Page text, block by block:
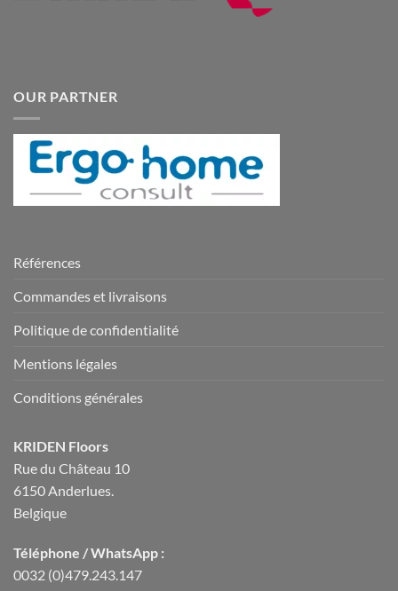
OUR PARTNER
Références
Commandes et livraisons
Politique de confidentialité
Mentions légales
Conditions générales
KRIDEN Floors
Rue du Château 10
6150 Anderlues.
Belgique
Téléphone / WhatsApp :
0032 (0)479.243.147